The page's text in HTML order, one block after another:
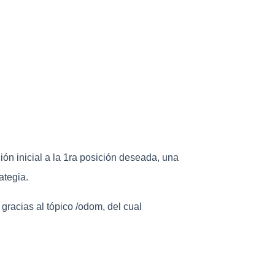
inicial a la 1ra posición deseada, una
al tópico /odom, del cual